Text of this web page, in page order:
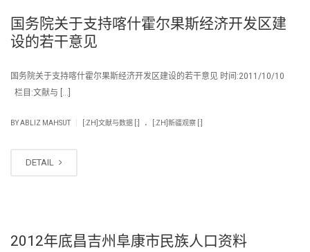
国务院关于支持喀什霍尔果斯经济开发区建
设的若干意见
国务院关于支持喀什霍尔果斯经济开发区建设的若干意见 时间:2011/10/10
栏目:文献与 […]
BYABLIZ MAHSUT [:ZH]文献与数据 [:] . [:ZH]新疆观察 [:]
DETAIL
2012年底昌吉州阜康市民族人口资料